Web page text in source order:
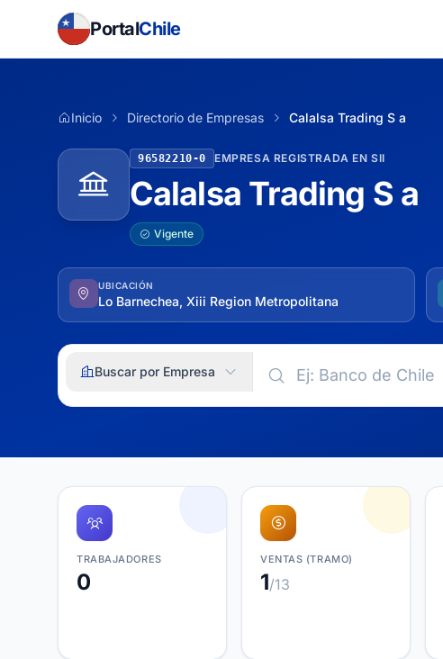
PortalChile
Inicio Directorio de Empresas Calalsa Trading S a
96582210-0 EMPRESA REGISTRADA EN SII
Calalsa Trading S a
Vigente
UBICACIÓN
Lo Barnechea, Xiii Region Metropolitana
Buscar por Empresa
TRABAJADORES
0
VENTAS (TRAMO)
1/13